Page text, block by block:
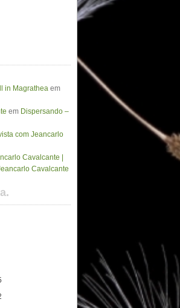
in Magrathea em
em Dispersando –
com Jeancarlo
Cavalcante |
Cavalcante